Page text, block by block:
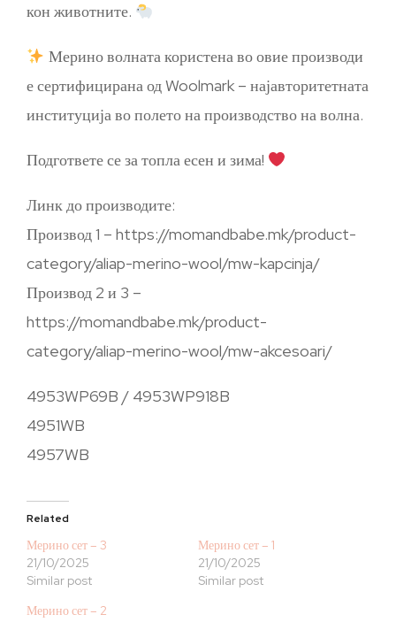
кон животните.
Мерино волната користена во овие производи
е сертифицирана од Woolmark – најавторитетната
институција во полето на производство на волна.
Подгответе се за топла есен и зима!
Линк до производите:
Производ 1 – https://momandbabe.mk/product-
category/aliap-merino-wool/mw-kapcinja/
Производ 2 и 3 –
https://momandbabe.mk/product-
category/aliap-merino-wool/mw-akcesoari/
4953WP69B / 4953WP918B
4951WB
4957WB
Related
Мерино сет – 3
21/10/2025
Similar post
Мерино сет – 1
21/10/2025
Similar post
Мерино сет – 2